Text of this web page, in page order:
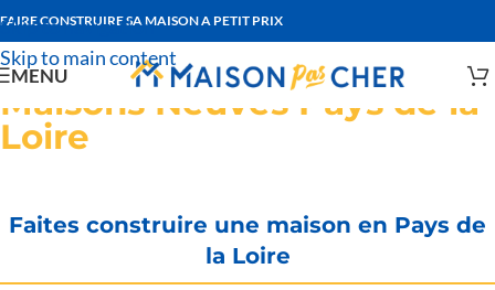
Skip to navigation
Skip to main content
FAIRE CONSTRUIRE SA MAISON A PETIT PRIX
MENU
Maisons Neuves Pays de la
Loire
Faites construire une maison en Pays de
la Loire